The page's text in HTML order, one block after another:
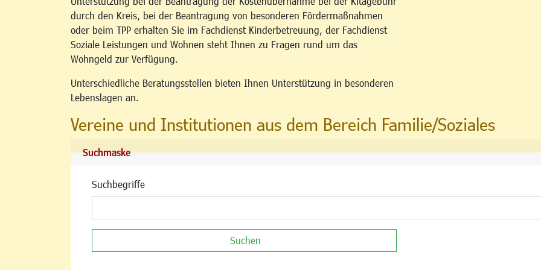
durch den Kreis, bei der Beantragung von besonderen Fördermaßnahmen
oder beim TPP erhalten Sie im Fachdienst Kinderbetreuung, der Fachdienst
Soziale Leistungen und Wohnen steht Ihnen zu Fragen rund um das
Wohngeld zur Verfügung.
Unterschiedliche Beratungsstellen bieten Ihnen Unterstützung in besonderen
Lebenslagen an.
Vereine und Institutionen aus dem Bereich Familie/Soziales
Suchmaske
Suchbegriffe
Suchen